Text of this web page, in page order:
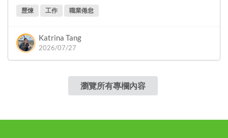
歷煉 工作 職業倦怠
Katrina Tang
2026/07/27
瀏覽所有專欄內容